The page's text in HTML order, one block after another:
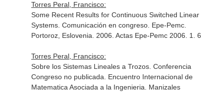
Torres Peral, Francisco:
Some Recent Results for Continuous Switched Linear
Systems. Comunicación en congreso. Epe-Pemc.
Portoroz, Eslovenia. 2006. Actas Epe-Pemc 2006. 1. 6
Torres Peral, Francisco:
Sobre los Sistemas Lineales a Trozos. Conferencia
Congreso no publicada. Encuentro Internacional de
Matematica Asociada a la Ingenieria. Manizales